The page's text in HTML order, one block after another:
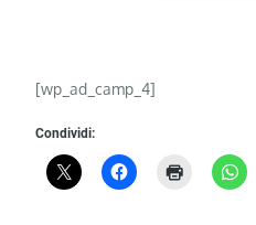
[wp_ad_camp_4]
Condividi: